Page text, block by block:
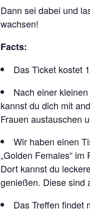
Dann sei dabei und
wachsen!
Facts:
Das Ticket kostet
Nach einer
kannst du dich mit
Frauen austauschen
Wir haben einen
„Golden Females“
Dort kannst du
genießen. Diese sind
Das Treffen findet